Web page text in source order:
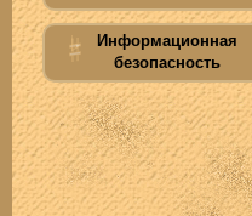
Информационная
безопасность